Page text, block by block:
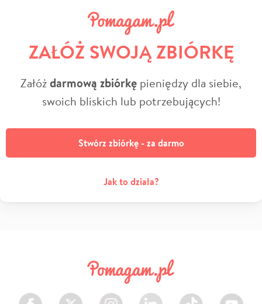
ZAŁÓŻ SWOJĄ ZBIÓRKĘ
Załóżdarmową zbiórkę pieniędzy dla siebie,
swoich bliskich lub potrzebujących!
Stwórz zbiórkę - za darmo
Jak to działa?
Facebook Twitter Instagram LinkedIn TikTok Youtube